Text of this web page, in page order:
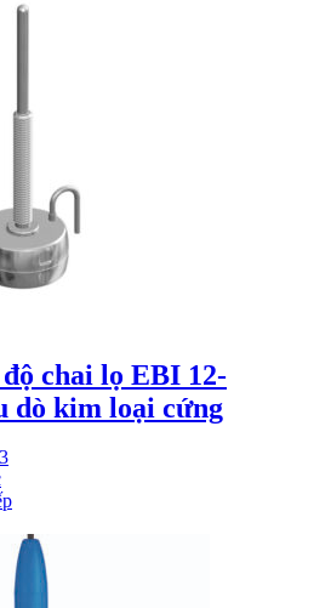
chai lọ EBI 12-
dò kim loại cứng